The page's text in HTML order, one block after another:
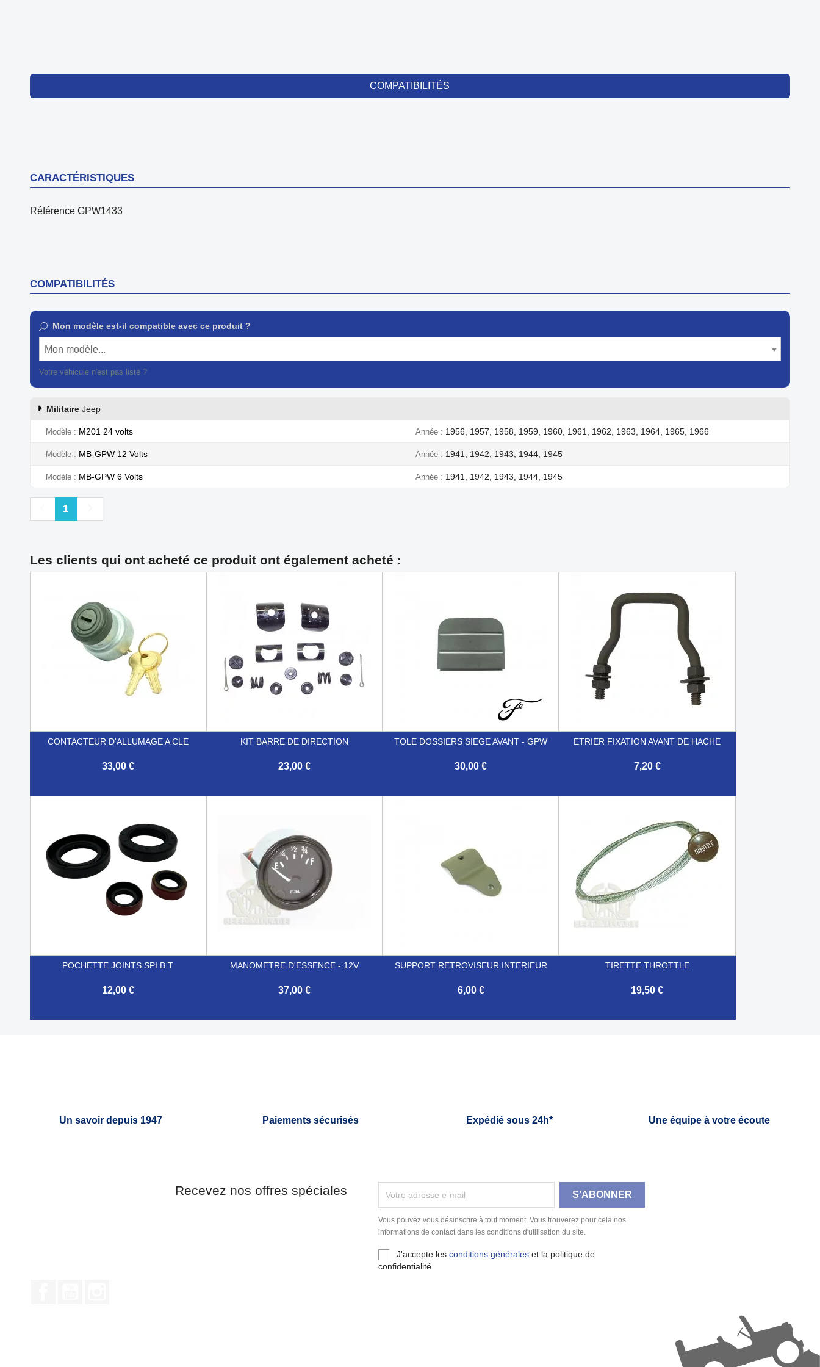
COMPATIBILITÉS
CARACTÉRISTIQUES
Référence GPW1433
COMPATIBILITÉS
Mon modèle est-il compatible avec ce produit ?
Mon modèle...
Votre véhicule n'est pas listé ?
Militaire Jeep
Modèle M201 24 volts Année 1956, 1957, 1958, 1959, 1960, 1961, 1962, 1963, 1964, 1965, 1966
Modèle MB-GPW 12 Volts Année 1941, 1942, 1943, 1944, 1945
Modèle MB-GPW 6 Volts Année 1941, 1942, 1943, 1944, 1945
Précédent
1
Les clients qui ont acheté ce produit ont également acheté :
CONTACTEUR D'ALLUMAGE A CLE
33,00 €
KIT BARRE DE DIRECTION
23,00 €
TOLE DOSSIERS SIEGE AVANT - GPW
30,00 €
ETRIER FIXATION AVANT DE HACHE
7,20 €
POCHETTE JOINTS SPI B.T
12,00 €
MANOMETRE D'ESSENCE - 12V
37,00 €
SUPPORT RETROVISEUR INTERIEUR
6,00 €
TIRETTE THROTTLE
19,50 €
Un savoir depuis 1947 Paiements sécurisés Expédié sous 24h* Une équipe à votre écoute
Recevez nos offres spéciales
Vous pouvez vous désinscrire à tout moment. Vous trouverez pour cela nos
informations de contact dans les conditions d'utilisation du site.
J'accepte lesconditions générales et la politique de
confidentialité.